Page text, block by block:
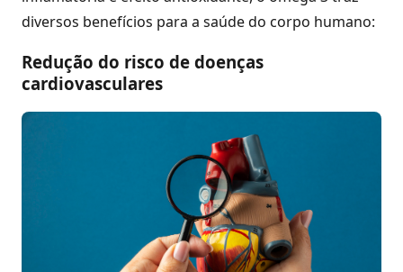
diversos benefícios para a saúde do corpo humano:
Redução do risco de doenças
cardiovasculares